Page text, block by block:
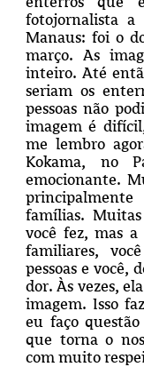
fotojornalista
Manaus: foi o
março. As
inteiro. Até
seriam os
pessoas não
imagem é
me lembro
Kokama, no
emocionante.
famílias.
você fez, mas
familiares,
pessoas e você,
dor. Às vezes,
imagem. Isso
eu faço
que torna o
com muito